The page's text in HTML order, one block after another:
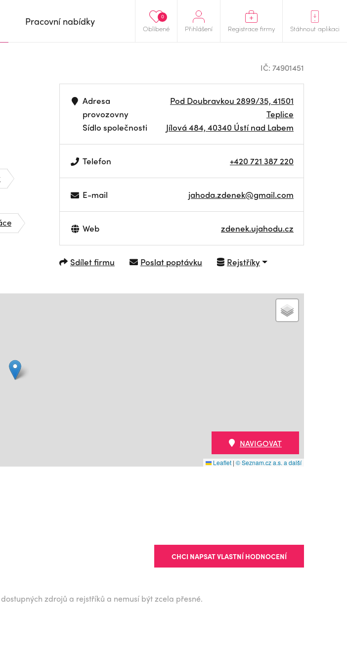
Oblíbené
0
Přihlášení Registrace firmy Stáhnout aplikaci
Pracovní nabídky
IČ: 74901451
Adresa
provozovny
Sídlo společnosti
Pod Doubravkou 2899/35, 41501
Teplice
Jílová 484, 40340 Ústí nad Labem
Telefon +420 721 387 220
E-mail jahoda.zdenek@gmail.com
Web zdenek.ujahodu.cz
Sdílet firmu Poslat poptávku Rejstříky
Leaflet | © Seznam.cz a.s. a další
NAVIGOVAT
CHCI NAPSAT VLASTNÍ HODNOCENÍ
zdrojů a rejstříků a nemusí být zcela přesné.